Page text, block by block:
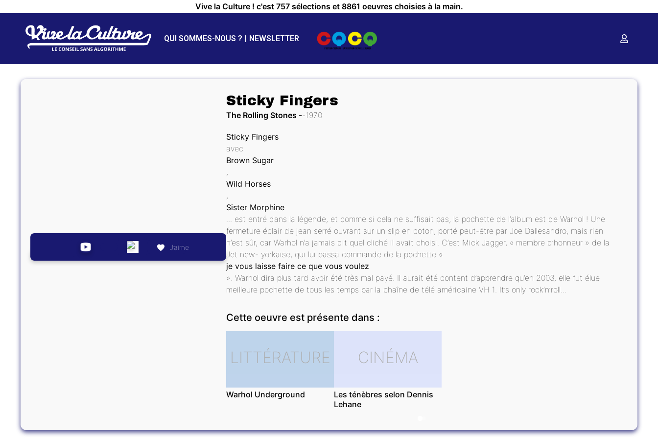
Vive la Culture ! c'est 757 sélections et 8861 oeuvres choisies à la main.
QUI SOMMES-NOUS ? NEWSLETTER
J’aime
Sticky Fingers
The Rolling Stones 1970
Sticky Fingers
avec
Brown Sugar
,
Wild Horses
,
Sister Morphine
... est entré dans la légende, et comme si cela ne suffisait pas, la pochette de l’album est de Warhol ! Une
fermeture éclair de jean serré ouvrant sur un slip en coton, porté peut-être par Joe Dallesandro, mais rien
n’est sûr, car Warhol n’a jamais dit quel cliché il avait choisi. C’est Mick Jagger, « membre d’honneur » de la
Jet new- yorkaise, qui lui passa commande de la pochette «
je vous laisse faire ce que vous voulez
». Warhol dira plus tard avoir été très mal payé. Il aurait été content d’apprendre qu’en 2003, elle fut élue
meilleure pochette de tous les temps par la chaîne de télé américaine VH 1. It’s only rock’n’roll...
Cette oeuvre est présente dans :
LITTÉRATURE
Warhol Underground
CINÉMA
Les ténèbres selon Dennis
Lehane